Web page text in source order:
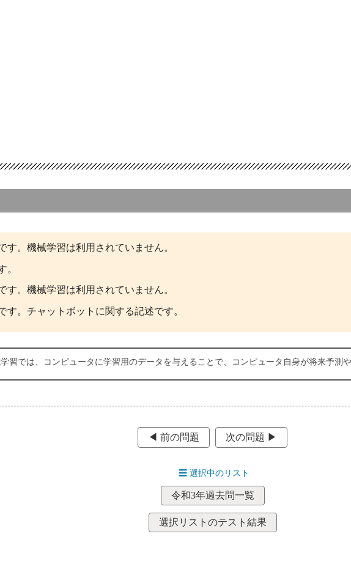
することができるようになった。
45.7％（普通）
す。機械学習は利用されていません。
。
す。機械学習は利用されていません。
す。チャットボットに関する記述です。
習では、コンピュータに学習用のデータを与えることで、コンピュータ自身が将来予測
◀︎ 前の問題 次の問題 ▶︎
☰ 選択中のリスト
令和3年過去問一覧
選択リストのテスト結果